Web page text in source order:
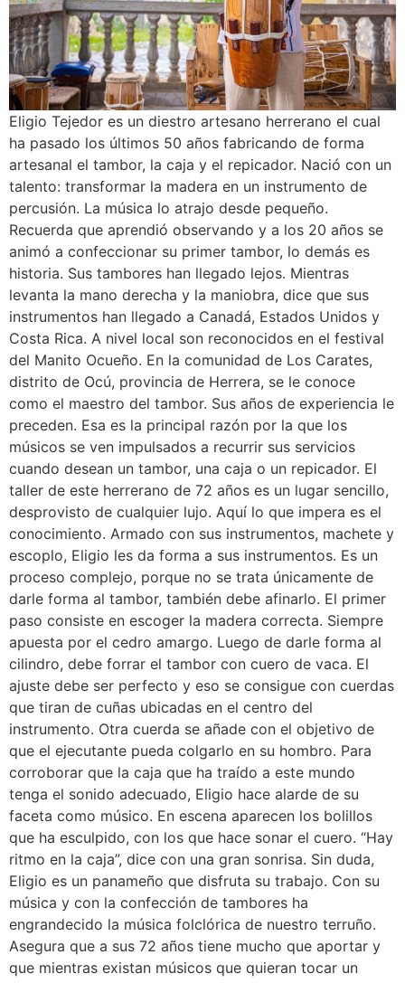
Eligio Tejedor es un diestro artesano herrerano el cual
ha pasado los últimos 50 años fabricando de forma
artesanal el tambor, la caja y el repicador. Nació con un
talento: transformar la madera en un instrumento de
percusión. La música lo atrajo desde pequeño.
Recuerda que aprendió observando y a los 20 años se
animó a confeccionar su primer tambor, lo demás es
historia. Sus tambores han llegado lejos. Mientras
levanta la mano derecha y la maniobra, dice que sus
instrumentos han llegado a Canadá, Estados Unidos y
Costa Rica. A nivel local son reconocidos en el festival
del Manito Ocueño. En la comunidad de Los Carates,
distrito de Ocú, provincia de Herrera, se le conoce
como el maestro del tambor. Sus años de experiencia le
preceden. Esa es la principal razón por la que los
músicos se ven impulsados a recurrir sus servicios
cuando desean un tambor, una caja o un repicador. El
taller de este herrerano de 72 años es un lugar sencillo,
desprovisto de cualquier lujo. Aquí lo que impera es el
conocimiento. Armado con sus instrumentos, machete y
escoplo, Eligio les da forma a sus instrumentos. Es un
proceso complejo, porque no se trata únicamente de
darle forma al tambor, también debe afinarlo. El primer
paso consiste en escoger la madera correcta. Siempre
apuesta por el cedro amargo. Luego de darle forma al
cilindro, debe forrar el tambor con cuero de vaca. El
ajuste debe ser perfecto y eso se consigue con cuerdas
que tiran de cuñas ubicadas en el centro del
instrumento. Otra cuerda se añade con el objetivo de
que el ejecutante pueda colgarlo en su hombro. Para
corroborar que la caja que ha traído a este mundo
tenga el sonido adecuado, Eligio hace alarde de su
faceta como músico. En escena aparecen los bolillos
que ha esculpido, con los que hace sonar el cuero. “Hay
ritmo en la caja”, dice con una gran sonrisa. Sin duda,
Eligio es un panameño que disfruta su trabajo. Con su
música y con la confección de tambores ha
engrandecido la música folclórica de nuestro terruño.
Asegura que a sus 72 años tiene mucho que aportar y
que mientras existan músicos que quieran tocar un